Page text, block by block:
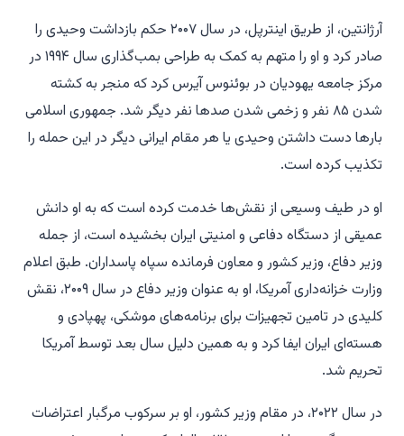
آرژانتین، از طریق اینترپل، در سال ۲۰۰۷ حکم بازداشت وحیدی را
صادر کرد و او را متهم به کمک به طراحی بمب‌گذاری سال ۱۹۹۴ در
مرکز جامعه یهودیان در بوئنوس آیرس کرد که منجر به کشته
شدن ۸۵ نفر و زخمی شدن صدها نفر دیگر شد. جمهوری اسلامی
بارها دست داشتن وحیدی یا هر مقام ایرانی دیگر در این حمله را
تکذیب کرده است.
او در طیف وسیعی از نقش‌ها خدمت کرده است که به او دانش
عمیقی از دستگاه دفاعی و امنیتی ایران بخشیده است، از جمله
وزیر دفاع، وزیر کشور و معاون فرمانده سپاه پاسداران. طبق اعلام
وزارت خزانه‌داری آمریکا، او به عنوان وزیر دفاع در سال ۲۰۰۹، نقش
کلیدی در تامین تجهیزات برای برنامه‌های موشکی، پهپادی و
هسته‌ای ایران ایفا کرد و به همین دلیل سال بعد توسط آمریکا
تحریم شد.
در سال ۲۰۲۲، در مقام وزیر کشور، او بر سرکوب مرگبار اعتراضات